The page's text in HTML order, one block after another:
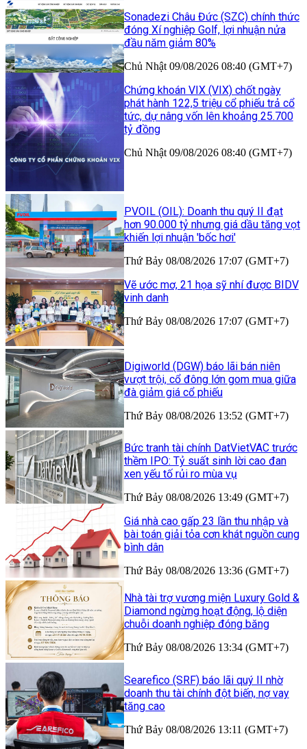
Sonadezi Châu Đức (SZC) chính thức
đóng Xí nghiệp Golf, lợi nhuận nửa
đầu năm giảm 80%
Chủ Nhật 09/08/2026 08:40 (GMT+7)
Chứng khoán VIX (VIX) chốt ngày
phát hành 122,5 triệu cổ phiếu trả cổ
tức, dự nâng vốn lên khoảng 25.700
tỷ đồng
Chủ Nhật 09/08/2026 08:40 (GMT+7)
PVOIL (OIL): Doanh thu quý II đạt
hơn 90.000 tỷ nhưng giá dầu tăng vọt
khiến lợi nhuận 'bốc hơi'
Thứ Bảy 08/08/2026 17:07 (GMT+7)
Vẽ ước mơ, 21 họa sỹ nhí được BIDV
vinh danh
Thứ Bảy 08/08/2026 17:07 (GMT+7)
Digiworld (DGW) báo lãi bán niên
vượt trội, cổ đông lớn gom mua giữa
đà giảm giá cổ phiếu
Thứ Bảy 08/08/2026 13:52 (GMT+7)
Bức tranh tài chính DatVietVAC trước
thềm IPO: Tỷ suất sinh lời cao đan
xen yếu tố rủi ro mùa vụ
Thứ Bảy 08/08/2026 13:49 (GMT+7)
Giá nhà cao gấp 23 lần thu nhập và
bài toán giải tỏa cơn khát nguồn cung
bình dân
Thứ Bảy 08/08/2026 13:36 (GMT+7)
Nhà tài trợ vương miện Luxury Gold &
Diamond ngừng hoạt động, lộ diện
chuỗi doanh nghiệp đóng băng
Thứ Bảy 08/08/2026 13:34 (GMT+7)
Searefico (SRF) báo lãi quý II nhờ
doanh thu tài chính đột biến, nợ vay
tăng cao
Thứ Bảy 08/08/2026 13:11 (GMT+7)